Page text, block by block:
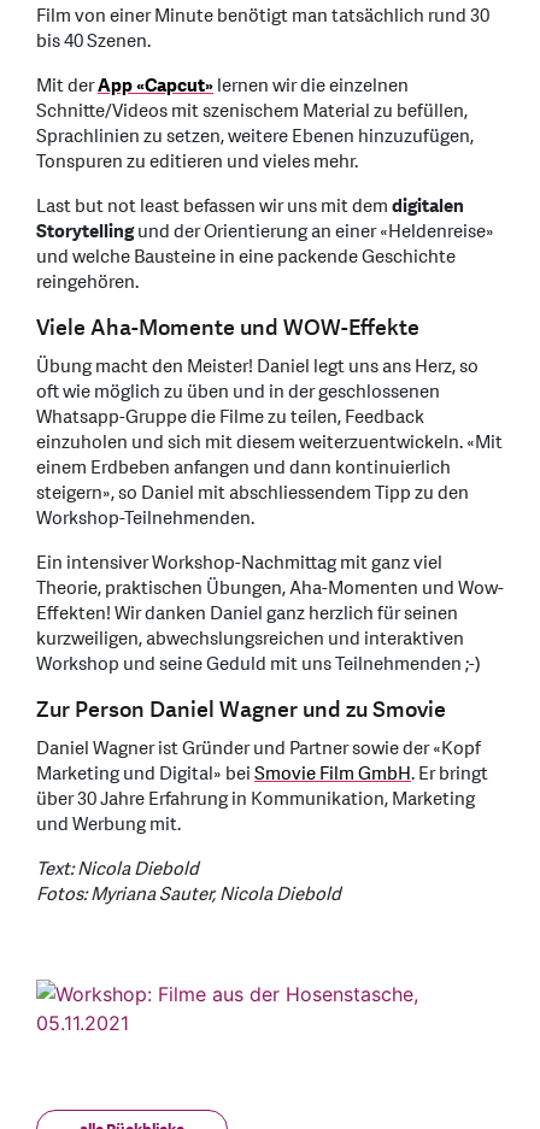
Film von einer Minute benötigt man tatsächlich rund 30
bis 40 Szenen.
Mit derApp «Capcut»lernen wir die einzelnen
Schnitte/Videos mit szenischem Material zu befüllen,
Sprachlinien zu setzen, weitere Ebenen hinzuzufügen,
Tonspuren zu editieren und vieles mehr.
Last but not least befassen wir uns mit demdigitalen
Storytellingund der Orientierung an einer «Heldenreise»
und welche Bausteine in eine packende Geschichte
reingehören.
Viele Aha-Momente und WOW-Effekte
Übung macht den Meister! Daniel legt uns ans Herz, so
oft wie möglich zu üben und in der geschlossenen
Whatsapp-Gruppe die Filme zu teilen, Feedback
einzuholen und sich mit diesem weiterzuentwickeln. «Mit
einem Erdbeben anfangen und dann kontinuierlich
steigern», so Daniel mit abschliessendem Tipp zu den
Workshop-Teilnehmenden.
Ein intensiver Workshop-Nachmittag mit ganz viel
Theorie, praktischen Übungen, Aha-Momenten und Wow-
Effekten! Wir danken Daniel ganz herzlich für seinen
kurzweiligen, abwechslungsreichen und interaktiven
Workshop und seine Geduld mit uns Teilnehmenden ;-)
Zur Person Daniel Wagner und zu Smovie
Daniel Wagner ist Gründer und Partner sowie der «Kopf
Marketing und Digital» beiSmovie Film GmbH. Er bringt
über 30 Jahre Erfahrung in Kommunikation, Marketing
und Werbung mit.
Text: Nicola Diebold
Fotos: Myriana Sauter, Nicola Diebold